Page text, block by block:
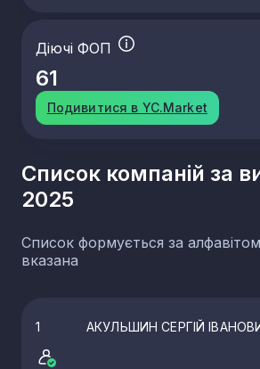
Діючі ФОП
61
Подивитися в YC.Market
Список компаній за
2025
Список формується за
вказана
1 АКУЛЬШИН СЕРГІЙ